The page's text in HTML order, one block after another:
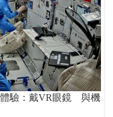
體驗：戴VR眼鏡 與機